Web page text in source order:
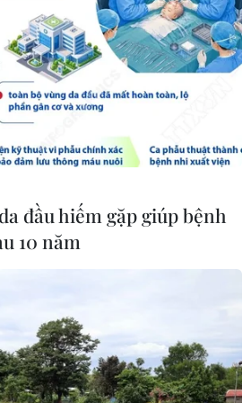
non thừa
hai trẻ
tàng trữ trái
mạo cơ quan
đầu hiếm gặp giúp bệnh
10 năm